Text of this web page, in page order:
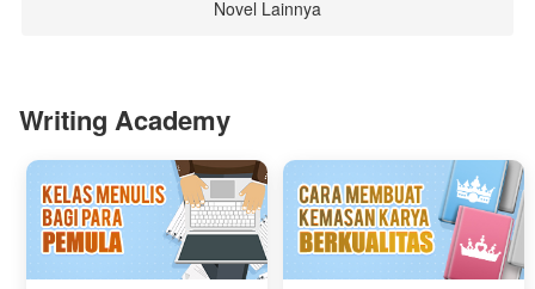
Novel Lainnya
Writing Academy